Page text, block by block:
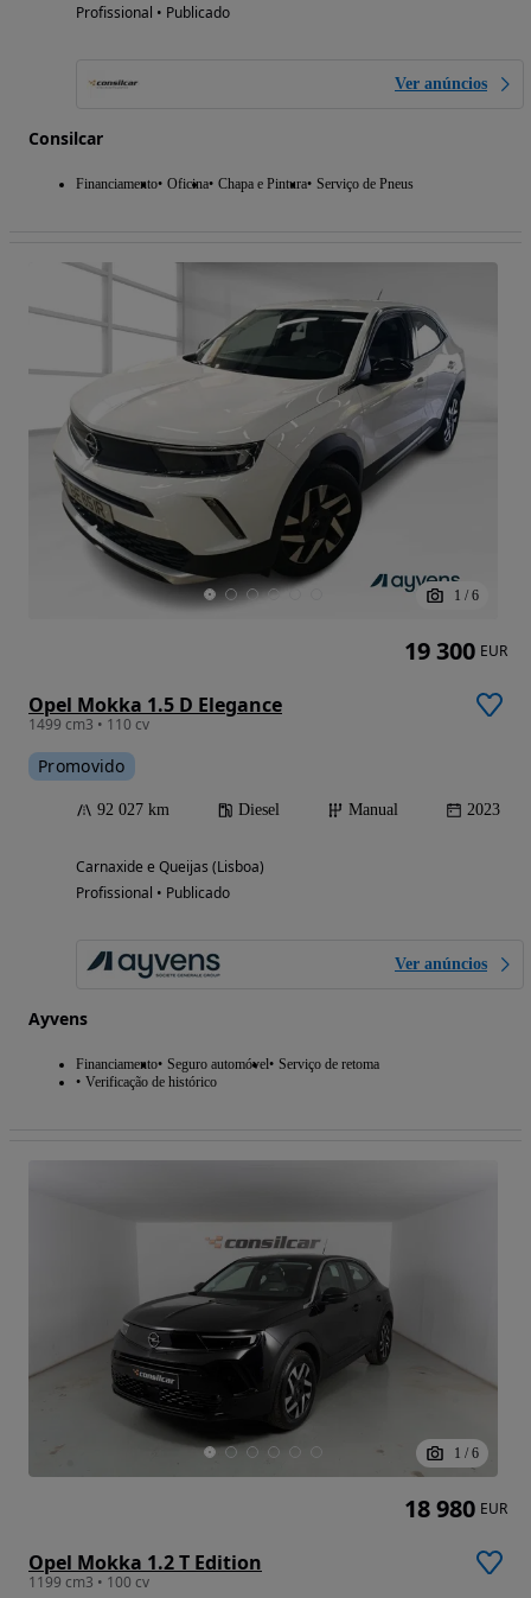
Profissional • Publicado
Ver anúncios
Consilcar
Financiamento Oficina Chapa e Pintura Serviço de Pneus
1 / 6
Opel Mokka 1.5 D Elegance
1499 cm3 • 110 cv
Promovido
92 027 km Diesel Manual 2023
Carnaxide e Queijas (Lisboa)
Profissional • Publicado
Ver anúncios
Ayvens
Financiamento Seguro automóvel
Serviço de retoma
Verificação de histórico
19 300 EUR
1 / 6
Opel Mokka 1.2 T Edition
1199 cm3 • 100 cv
18 980 EUR